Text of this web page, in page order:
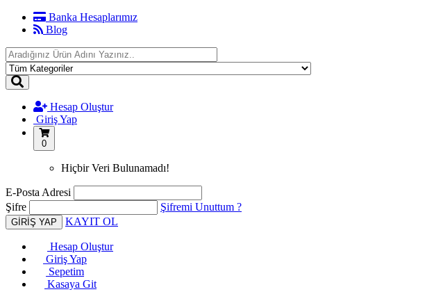
Banka Hesaplarımız
Blog
Hesap Oluştur
Giriş Yap
0
Hiçbir Veri Bulunamadı!
E-Posta Adresi
Şifre
Şifremi Unuttum ?
KAYIT OL
Hesap Oluştur
Giriş Yap
Sepetim
Kasaya Git